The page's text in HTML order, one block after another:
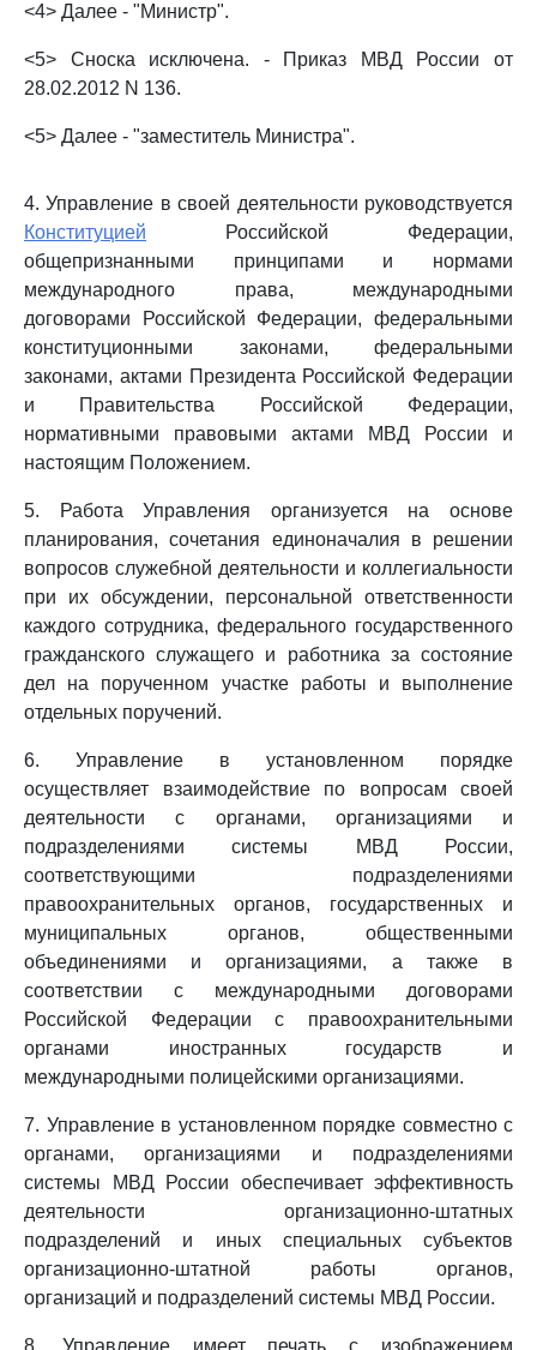
<4> Далее - "Министр".
<5> Сноска исключена. - Приказ МВД России от
28.02.2012 N 136.
<5> Далее - "заместитель Министра".
4. Управление в своей деятельности руководствуется
Конституцией Российской Федерации,
общепризнанными принципами и нормами
международного права, международными
договорами Российской Федерации, федеральными
конституционными законами, федеральными
законами, актами Президента Российской Федерации
и Правительства Российской Федерации,
нормативными правовыми актами МВД России и
настоящим Положением.
5. Работа Управления организуется на основе
планирования, сочетания единоначалия в решении
вопросов служебной деятельности и коллегиальности
при их обсуждении, персональной ответственности
каждого сотрудника, федерального государственного
гражданского служащего и работника за состояние
дел на порученном участке работы и выполнение
отдельных поручений.
6. Управление в установленном порядке
осуществляет взаимодействие по вопросам своей
деятельности с органами, организациями и
подразделениями системы МВД России,
соответствующими подразделениями
правоохранительных органов, государственных и
муниципальных органов, общественными
объединениями и организациями, а также в
соответствии с международными договорами
Российской Федерации с правоохранительными
органами иностранных государств и
международными полицейскими организациями.
7. Управление в установленном порядке совместно с
органами, организациями и подразделениями
системы МВД России обеспечивает эффективность
деятельности организационно-штатных
подразделений и иных специальных субъектов
организационно-штатной работы органов,
организаций и подразделений системы МВД России.
8. Управление имеет печать с изображением